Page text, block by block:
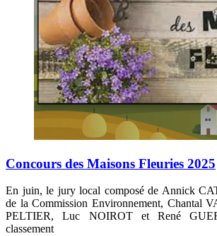
Concours des Maisons Fleuries 2025
En juin, le jury local composé de Annick
de la Commission Environnement, Chantal
PELTIER, Luc NOIROT et René
classement